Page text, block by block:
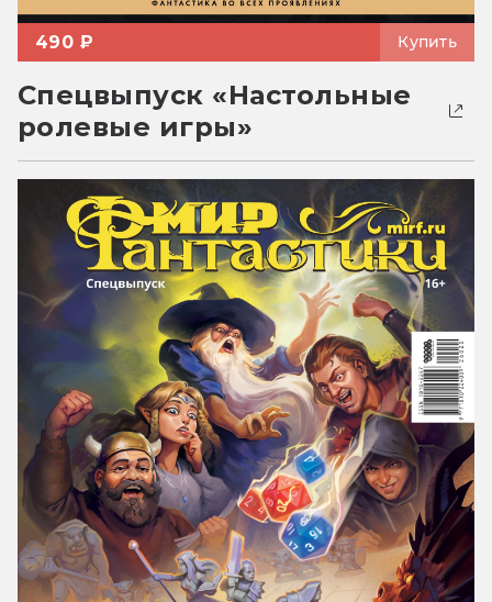
490 ₽ Купить
Спецвыпуск «Настольные
ролевые игры»